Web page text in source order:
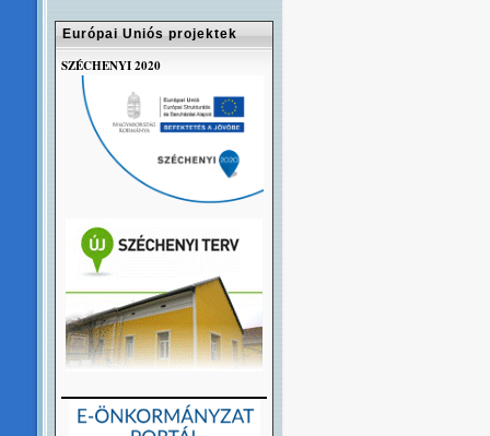
Európai Uniós projektek
SZÉCHENYI 2020